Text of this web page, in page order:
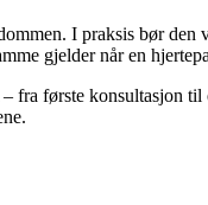
I praksis bør
gjelder når en
fra første konsultasjon